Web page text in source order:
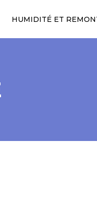
HUMIDITÉ ET